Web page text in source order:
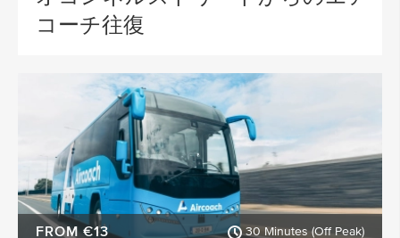
コーチ往復
FROM €13 30 Minutes (Off Peak)